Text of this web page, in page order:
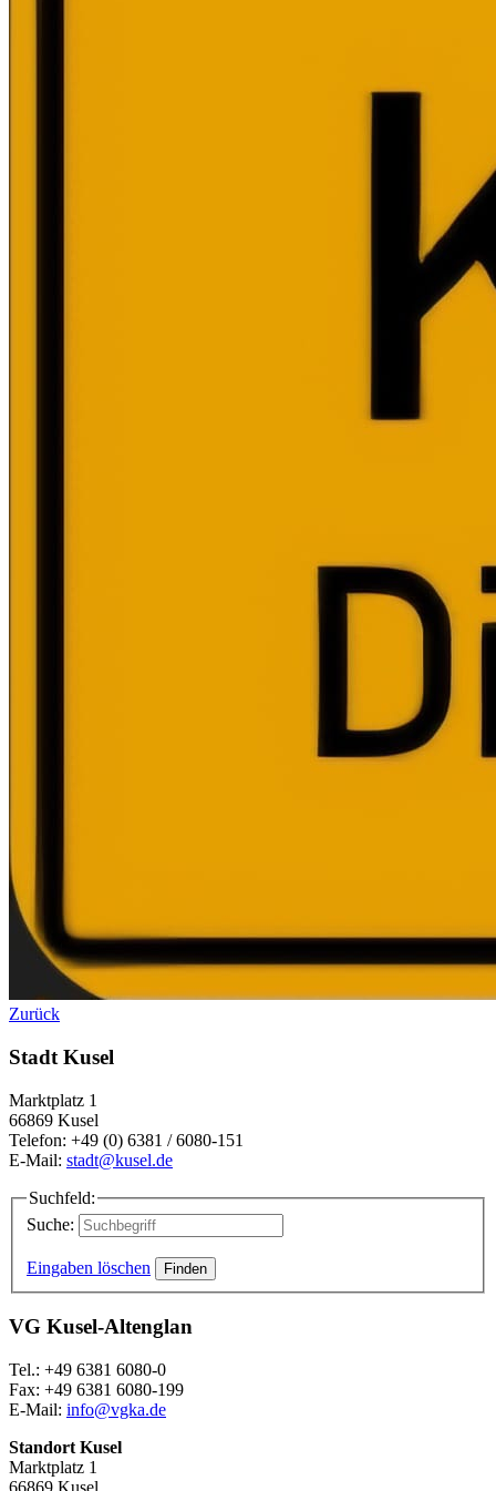
Zurück
Stadt Kusel
Marktplatz 1
66869 Kusel
Telefon: +49 (0) 6381 / 6080-151
E-Mail: stadt@kusel.de
Suchfeld:
Suche:
Eingaben löschen
VG Kusel-Altenglan
Tel.: +49 6381 6080-0
Fax: +49 6381 6080-199
E-Mail: info@vgka.de
Standort Kusel
Marktplatz 1
66869 Kusel